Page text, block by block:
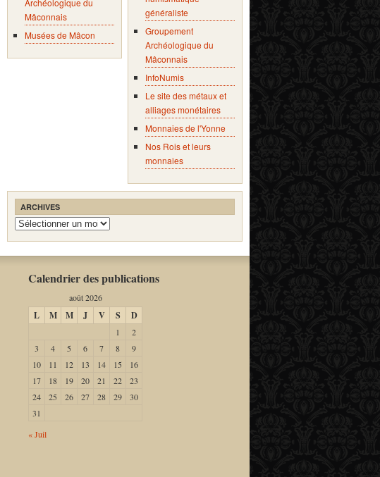
Archéologique du
Mâconnais
Musées de Mâcon
généraliste
Groupement
Archéologique du
Mâconnais
InfoNumis
Le site des métaux et
alliages monétaires
Monnaies de l'Yonne
Nos Rois et leurs
monnaies
ARCHIVES
Archives
Calendrier des publications
août 2026
L M M J V S D
1
2
3
4 5 6 7 8
9
10
11 12 13 14 15
16
17
18 19 20 21 22
23
24
25 26 27 28 29
30
31
« Juil